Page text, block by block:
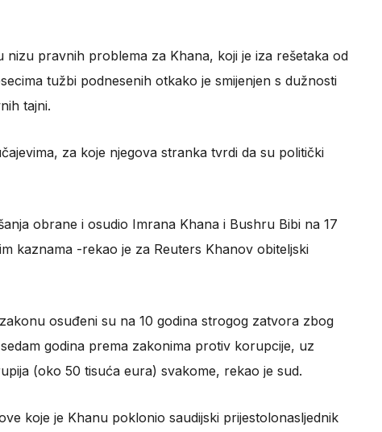
nizu pravnih problema za Khana, koji je iza rešetaka od
tužbi podnesenih otkako je smijenjen s dužnosti
tajni.
za koje njegova stranka tvrdi da su politički
obrane i osudio Imrana Khana i Bushru Bibi na 17
kaznama -rekao je za Reuters Khanov obiteljski
osuđeni su na 10 godina strogog zatvora zbog
godina prema zakonima protiv korupcije, uz
(oko 50 tisuća eura) svakome, rekao je sud.
koje je Khanu poklonio saudijski prijestolonasljednik